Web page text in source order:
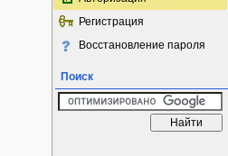
Регистрация
Восстановление пароля
Поиск